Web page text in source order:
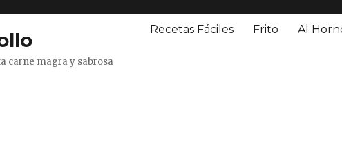
carne magra y sabrosa
Recetas Fáciles Frito Al